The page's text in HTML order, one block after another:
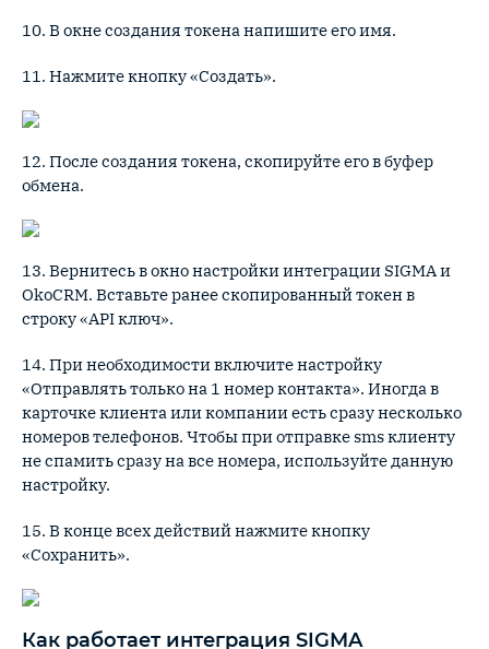
10. В окне создания токена напишите его имя.
11. Нажмите кнопку «Создать».
12. После создания токена, скопируйте его в буфер
обмена.
13. Вернитесь в окно настройки интеграции SIGMA и
OkoCRM. Вставьте ранее скопированный токен в
строку «API ключ».
14. При необходимости включите настройку
«Отправлять только на 1 номер контакта». Иногда в
карточке клиента или компании есть сразу несколько
номеров телефонов. Чтобы при отправке sms клиенту
не спамить сразу на все номера, используйте данную
настройку.
15. В конце всех действий нажмите кнопку
«Сохранить».
Как работает интеграция SIGMA